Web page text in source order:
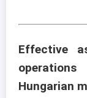
Effective
Hungarian